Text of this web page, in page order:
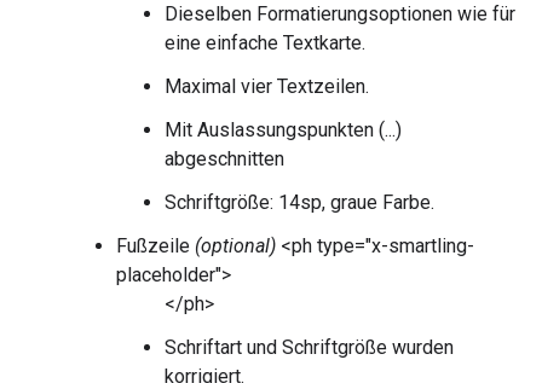
Dieselben Formatierungsoptionen wie für
eine einfache Textkarte.
Maximal vier Textzeilen.
Mit Auslassungspunkten (...)
abgeschnitten
Schriftgröße: 14sp, graue Farbe.
Fußzeile (optional) <ph type="x-smartling-
placeholder">
</ph>
Schriftart und Schriftgröße wurden
korrigiert.